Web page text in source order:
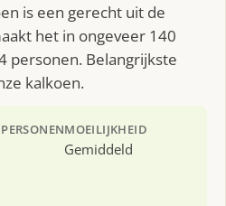
is een gerecht uit de
het in ongeveer 140
personen. Belangrijkste
kalkoen.
MOEILIJKHEID
Gemiddeld